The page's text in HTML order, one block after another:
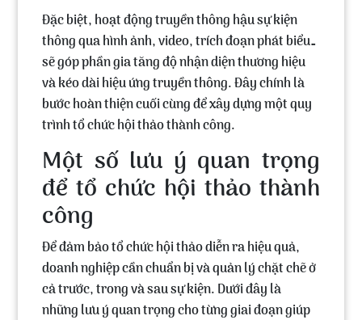
Đặc biệt, hoạt động truyền thông hậu sự kiện
thông qua hình ảnh, video, trích đoạn phát biểu…
sẽ góp phần gia tăng độ nhận diện thương hiệu
và kéo dài hiệu ứng truyền thông. Đây chính là
bước hoàn thiện cuối cùng để xây dựng một quy
trình tổ chức hội thảo thành công.
Một số lưu ý quan trọng
để tổ chức hội thảo thành
công
Để đảm bảo tổ chức hội thảo diễn ra hiệu quả,
doanh nghiệp cần chuẩn bị và quản lý chặt chẽ ở
cả trước, trong và sau sự kiện. Dưới đây là
những lưu ý quan trọng cho từng giai đoạn giúp